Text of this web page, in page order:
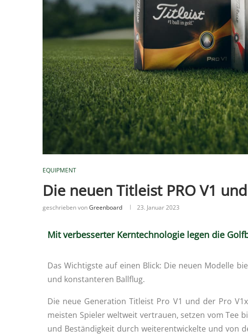
EQUIPMENT
Die neuen Titleist PRO V1
geschrieben vonGreenboard 23. Januar 2023
Mit verbesserter Kerntechnologie legen die
Das Wichtigste auf einen Blick: Die neuen Modelle
und konstanteren Ballflug.
Die neue Generation Titleist Pro V1 und der Pro
meisten Spieler weltweit vertrauen, setzen vom Tee
und Beständigkeit durch weiterentwickelte und von